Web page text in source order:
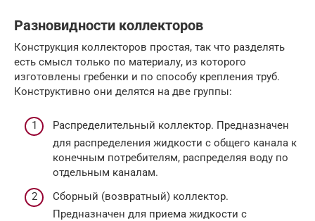
Разновидности коллекторов
Конструкция коллекторов простая, так что разделять
есть смысл только по материалу, из которого
изготовлены гребенки и по способу крепления труб.
Конструктивно они делятся на две группы:
Распределительный коллектор. Предназначен
для распределения жидкости с общего канала к
конечным потребителям, распределяя воду по
отдельным каналам.
Сборный (возвратный) коллектор.
Предназначен для приема жидкости с